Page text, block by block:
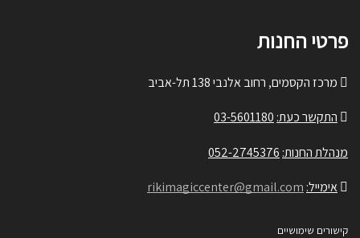
פרטי החנות
מרכז הקסמים, רחוב אלנבי 138 תל-אביב
התקשר כעת: 03-5601180
מנהלת החנות: 052-2745376
אימייל: rikimagiccenter@gmail.com
קישורים שימושיים